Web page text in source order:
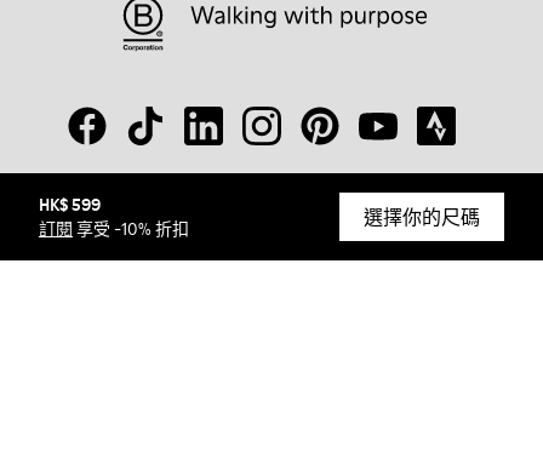
HK$ 599
訂閱 享受 -10% 折扣 選擇你的尺碼
© Camper, 2026